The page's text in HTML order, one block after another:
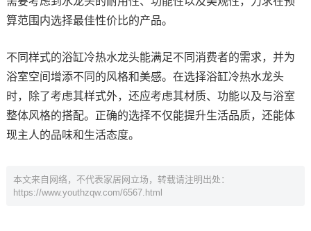
算范围内选择最佳性价比的产品。
不同样式的浴缸冷热水龙头能满足不同消费者的需求，并为
浴室空间增添不同的风格和美感。在选择浴缸冷热水龙头
时，除了考虑其样式外，还应考虑其材质、功能以及与浴室
整体风格的搭配。正确的选择不仅能提升生活品质，还能体
现主人的品味和生活态度。
本文来自网络，不代表家居网立场，转载请注明出处：
https://www.youthzqw.com/6567.html